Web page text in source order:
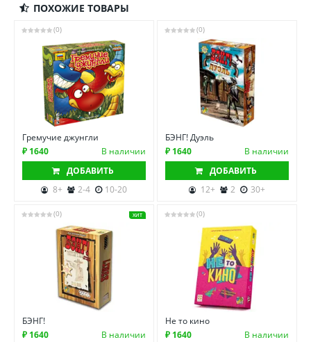
ПОХОЖИЕ ТОВАРЫ
(0)
Гремучие джунгли
₽ 1640
В наличии
ДОБАВИТЬ
8+
2-4 10-20
(0)
БЭНГ! Дуэль
₽ 1640
В наличии
ДОБАВИТЬ
12+
2 30+
(0) ХИТ
БЭНГ!
₽ 1640
В наличии
(0)
Не то кино
₽ 1640
В наличии